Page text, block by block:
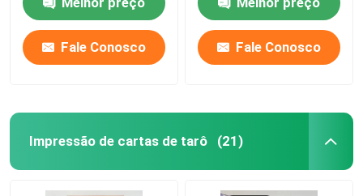
Fale Conosco Fale Conosco
Impressão de cartas de tarô (21)